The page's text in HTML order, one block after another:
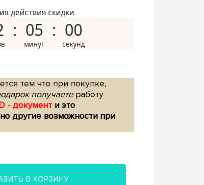
действия скидки
04 59
тем что при покупке,
получаетеработу
- документ и это
другие возможности при
В КОРЗИНУ